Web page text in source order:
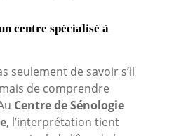
centre spécialisé à
seulement de savoir s’il
de comprendre
Centre de Sénologie
, l’interprétation tient